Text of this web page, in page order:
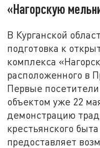
«Нагорскую
В Курганской
подготовка к
комплекса
расположенного в
Первые посетители
объектом уже 22
демонстрацию
крестьянского
предоставляет